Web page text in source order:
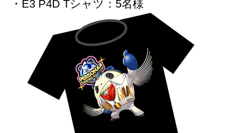
・E3 P4D Tシャツ： 5名様